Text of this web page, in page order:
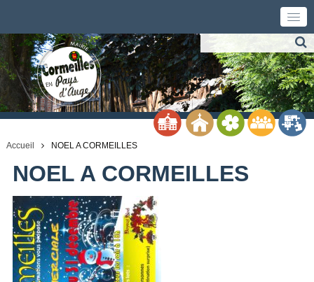
Accueil NOEL A CORMEILLES
NOEL A CORMEILLES